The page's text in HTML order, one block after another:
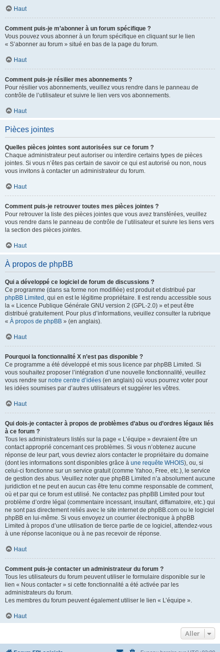
Haut
Comment puis-je m’abonner à un forum spécifique ?
Vous pouvez vous abonner à un forum spécifique en cliquant sur le lien
« S’abonner au forum » situé en bas de la page du forum.
Haut
Comment puis-je résilier mes abonnements ?
Pour résilier vos abonnements, veuillez vous rendre dans le panneau de
contrôle de l’utilisateur et suivre le lien vers vos abonnements.
Haut
Pièces jointes
Quelles pièces jointes sont autorisées sur ce forum ?
Chaque administrateur peut autoriser ou interdire certains types de pièces
jointes. Si vous n’êtes pas certain de savoir ce qui est autorisé ou non, nous
vous invitons à contacter un administrateur du forum.
Haut
Comment puis-je retrouver toutes mes pièces jointes ?
Pour retrouver la liste des pièces jointes que vous avez transférées, veuillez
vous rendre dans le panneau de contrôle de l’utilisateur et suivre les liens vers
la section des pièces jointes.
Haut
À propos de phpBB
Qui a développé ce logiciel de forum de discussions ?
Ce programme (dans sa forme non modifiée) est produit et distribué par
phpBB Limited , qui en est le légitime propriétaire. Il est rendu accessible sous
la « Licence Publique Générale GNU version 2 (GPL-2.0) » et peut être
distribué gratuitement. Pour plus d’informations, veuillez consulter la rubrique
« À propos de phpBB » (en anglais).
Haut
Pourquoi la fonctionnalité X n’est pas disponible ?
Ce programme a été développé et mis sous licence par phpBB Limited. Si
vous souhaitez proposer l’intégration d’une nouvelle fonctionnalité, veuillez
vous rendre sur notre centre d’idées (en anglais) où vous pourrez voter pour
les idées soumises par d’autres utilisateurs et suggérer les vôtres.
Haut
Qui dois-je contacter à propos de problèmes d’abus ou d’ordres légaux liés
à ce forum ?
Tous les administrateurs listés sur la page « L’équipe » devraient être un
contact approprié concernant ces problèmes. Si vous n’obtenez aucune
réponse de leur part, vous devriez alors contacter le propriétaire du domaine
(dont les informations sont disponibles grâce à une requête WHOIS), ou, si
celui-ci fonctionne sur un service gratuit (comme Yahoo, Free, etc.), le service
de gestion des abus. Veuillez noter que phpBB Limited n’a absolument aucune
juridiction et ne peut en aucun cas être tenu comme responsable de comment,
où et par qui ce forum est utilisé. Ne contactez pas phpBB Limited pour tout
problème d’ordre légal (commentaire incessant, insultant, diffamatoire, etc.) qui
ne sont pas directement reliés avec le site internet de phpBB.com ou le logiciel
phpBB en lui-même. Si vous envoyez un courrier électronique à phpBB
Limited à propos d’une utilisation de tierce partie de ce logiciel, attendez-vous
à une réponse laconique ou à ne pas recevoir de réponse.
Haut
Comment puis-je contacter un administrateur du forum ?
Tous les utilisateurs du forum peuvent utiliser le formulaire disponible sur le
lien « Nous contacter » si cette fonctionnalité a été activée par les
administrateurs du forum.
Les membres du forum peuvent également utiliser le lien « L’équipe ».
Haut
Aller